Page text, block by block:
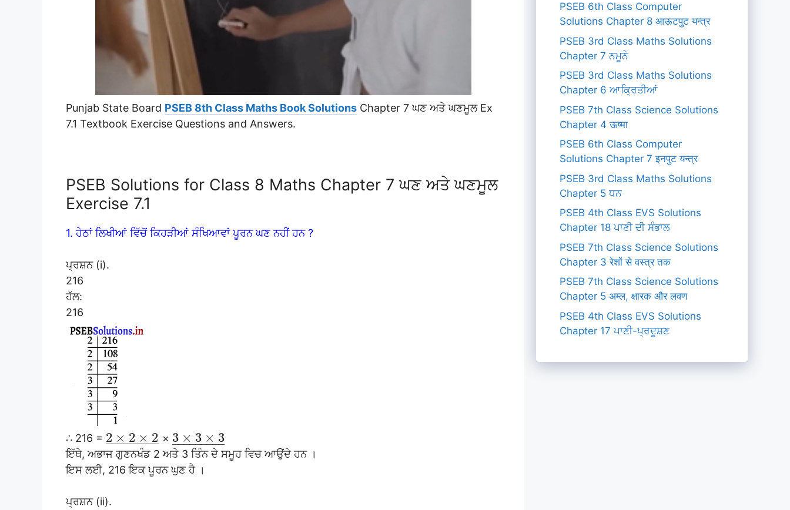
Punjab State Board PSEB 8th Class Maths Book Solutions Chapter 7 ਘਣ ਅਤੇ ਘਣਮੂਲ Ex
7.1 Textbook Exercise Questions and Answers.
PSEB Solutions for Class 8 Maths Chapter 7 ਘਣ ਅਤੇ ਘਣਮੂਲ
Exercise 7.1
1. ਹੇਠਾਂ ਲਿਖੀਆਂ ਵਿੱਚੋਂ ਕਿਹੜੀਆਂ ਸੰਖਿਆਵਾਂ ਪੂਰਨ ਘਣ ਨਹੀਂ ਹਨ ?
ਪ੍ਰਸ਼ਨ (i).
216
ਹੱਲ:
216
∴ 216 = 2 × 2 × 2
– –
––––––– × 3 × 3 × 3
– –
–––––––
ਇੱਥੇ, ਅਭਾਜ ਗੁਣਨਖੰਡ 2 ਅਤੇ 3 ਤਿੰਨ ਦੇ ਸਮੂਹ ਵਿਚ ਆਉਂਦੇ ਹਨ ।
ਇਸ ਲਈ, 216 ਇਕ ਪੂਰਨ ਘੁਣ ਹੈ ।
ਪ੍ਰਸ਼ਨ (ii).
PSEB 6th Class Computer
Solutions Chapter 8 आऊटपुट यन्त्र
PSEB 3rd Class Maths Solutions
Chapter 7 ਨਮੂਨੇ
PSEB 3rd Class Maths Solutions
Chapter 6 ਆਕ੍ਰਿਤੀਆਂ
PSEB 7th Class Science Solutions
Chapter 4 ऊष्मा
PSEB 6th Class Computer
Solutions Chapter 7 इनपुट यन्त्र
PSEB 3rd Class Maths Solutions
Chapter 5 ਧਨ
PSEB 4th Class EVS Solutions
Chapter 18 ਪਾਣੀ ਦੀ ਸੰਭਾਲ
PSEB 7th Class Science Solutions
Chapter 3 रेशों से वस्त्र तक
PSEB 7th Class Science Solutions
Chapter 5 अम्ल, क्षारक और लवण
PSEB 4th Class EVS Solutions
Chapter 17 ਪਾਣੀ-ਪ੍ਰਦੂਸ਼ਣ